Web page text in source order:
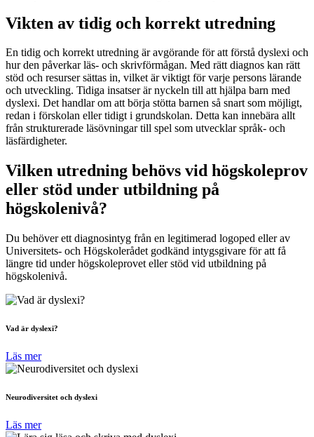
Vikten av tidig och korrekt utredning
En tidig och korrekt utredning är avgörande för att förstå dyslexi och
hur den påverkar läs- och skrivförmågan. Med rätt diagnos kan rätt
stöd och resurser sättas in, vilket är viktigt för varje persons lärande
och utveckling. Tidiga insatser är nyckeln till att hjälpa barn med
dyslexi. Det handlar om att börja stötta barnen så snart som möjligt,
redan i förskolan eller tidigt i grundskolan. Detta kan innebära allt
från strukturerade läsövningar till spel som utvecklar språk- och
läsfärdigheter.
Vilken utredning behövs vid högskoleprov
eller stöd under utbildning på
högskolenivå?
Du behöver ett diagnosintyg från en legitimerad logoped eller av
Universitets- och Högskolerådet godkänd intygsgivare för att få
längre tid under högskoleprovet eller stöd vid utbildning på
högskolenivå.
Vad är dyslexi?
Läs mer
Neurodiversitet och dyslexi
Läs mer